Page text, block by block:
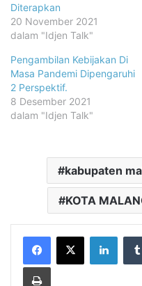
Diterapkan
20 November 2021
dalam "Idjen Talk"
Pengambilan Kebijakan Di
Masa Pandemi Dipengaruhi
2 Perspektif.
8 Desember 2021
dalam "Idjen Talk"
kabupaten
KOTA
Print